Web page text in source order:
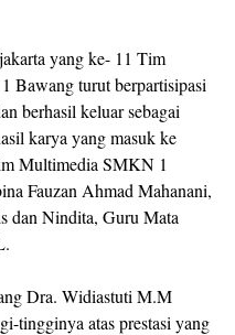
yang ke- 11 Tim
Bawang turut berpartisipasi
berhasil keluar sebagai
karya yang masuk ke
Multimedia SMKN 1
Fauzan Ahmad Mahanani,
dan Nindita, Guru Mata
Dra. Widiastuti M.M
tingginya atas prestasi yang